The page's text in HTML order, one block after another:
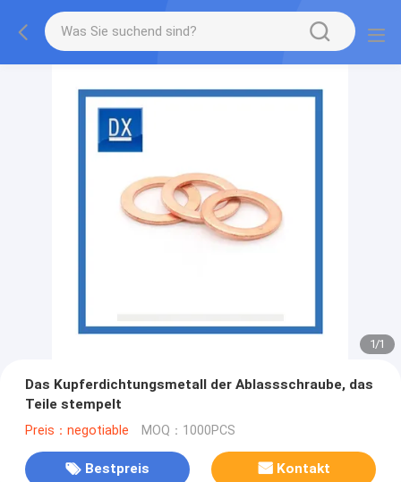
1/1
Das Kupferdichtungsmetall der Ablassschraube, das
Teile stempelt
Preis：negotiable MOQ：1000PCS
Bestpreis Kontakt